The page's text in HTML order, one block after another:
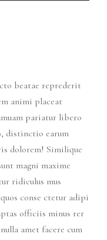
beatae reprederit
animi placeat
pariatur libero
distinctio earum
dolorem! Similique
magni maxime
ridiculus mus
conse ctetur adipi
officiis minus rer
amet facere cum